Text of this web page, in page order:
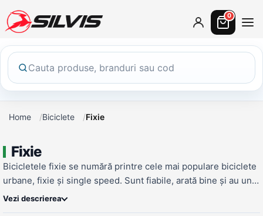
0
Home Biciclete Fixie
Fixie
Bicicletele fixie se numără printre cele mai populare biciclete
urbane, fixie și single speed. Sunt fiabile, arată bine și au un
raport calitate-preț foarte bun. Modelele Silvis vin cu un
Vezi descrierea